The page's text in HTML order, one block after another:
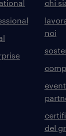
chi
noi
del